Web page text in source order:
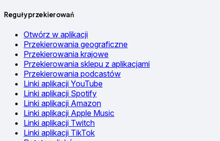
Reguły przekierowań
Otwórz w aplikacji
Przekierowania geograficzne
Przekierowania krajowe
Przekierowania sklepu z aplikacjami
Przekierowania podcastów
Linki aplikacji YouTube
Linki aplikacji Spotify
Linki aplikacji Amazon
Linki aplikacji Apple Music
Linki aplikacji Twitch
Linki aplikacji TikTok